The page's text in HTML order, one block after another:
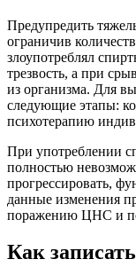
Предупредить
ограничив
злоупотреблял
трезвость, а при
из организма. Для
следующие этапы:
психотерапию
При употреблении
полностью
прогрессировать,
данные изменения
поражению ЦНС и
Как